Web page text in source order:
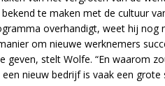
te maken met de cultuur
overhandigt, weet hij nog
om nieuwe werknemers
geven, stelt Wolfe. “En waarom
nieuw bedrijf is vaak een